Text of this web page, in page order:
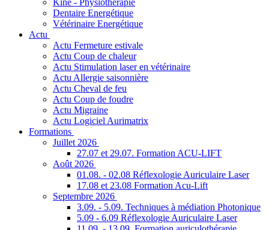
Kiné - Physiothérapie
Dentaire Energétique
Vétérinaire Energétique
Actu
Actu Fermeture estivale
Actu Coup de chaleur
Actu Stimulation laser en vétérinaire
Actu Allergie saisonnière
Actu Cheval de feu
Actu Coup de foudre
Actu Migraine
Actu Logiciel Aurimatrix
Formations
Juillet 2026
27.07 et 29.07. Formation ACU-LIFT
Août 2026
01.08. - 02.08 Réflexologie Auriculaire Laser
17.08 et 23.08 Formation Acu-Lift
Septembre 2026
3.09. - 5.09. Techniques à médiation Photonique
5.09 - 6.09 Réflexologie Auriculaire Laser